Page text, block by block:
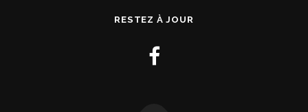
RESTEZ À JOUR